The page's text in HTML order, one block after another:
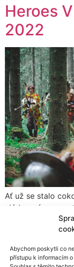
Abychom poskytli co
přístupu k informacím
Heroes
2022
Ať už se stalo
vládnoucí
Protože ten, kdo